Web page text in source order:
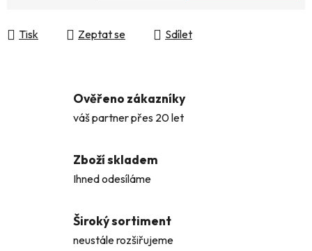
Tisk Zeptat se Sdílet
Ověřeno zákazníky
váš partner přes 20 let
Zboží skladem
Ihned odesíláme
Široký sortiment
neustále rozšiřujeme